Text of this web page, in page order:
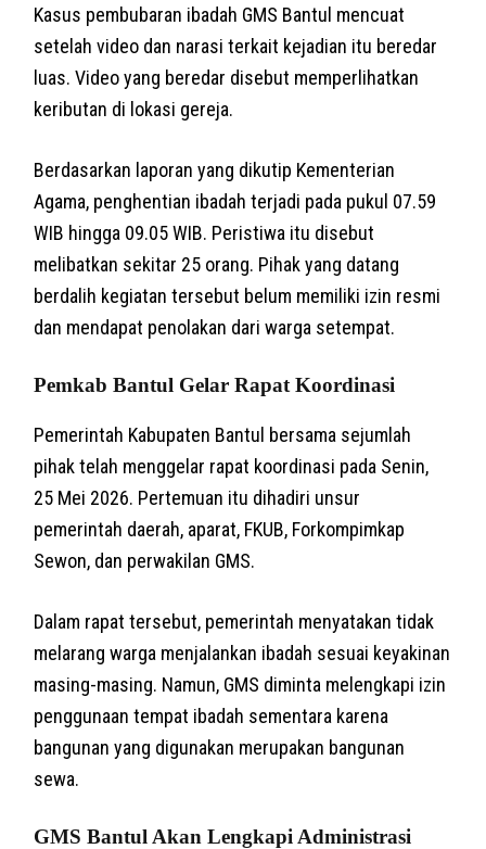
Kasus pembubaran ibadah GMS Bantul mencuat
setelah video dan narasi terkait kejadian itu beredar
luas. Video yang beredar disebut memperlihatkan
keributan di lokasi gereja.
Berdasarkan laporan yang dikutip Kementerian
Agama, penghentian ibadah terjadi pada pukul 07.59
WIB hingga 09.05 WIB. Peristiwa itu disebut
melibatkan sekitar 25 orang. Pihak yang datang
berdalih kegiatan tersebut belum memiliki izin resmi
dan mendapat penolakan dari warga setempat.
Pemkab Bantul Gelar Rapat Koordinasi
Pemerintah Kabupaten Bantul bersama sejumlah
pihak telah menggelar rapat koordinasi pada Senin,
25 Mei 2026. Pertemuan itu dihadiri unsur
pemerintah daerah, aparat, FKUB, Forkompimkap
Sewon, dan perwakilan GMS.
Dalam rapat tersebut, pemerintah menyatakan tidak
melarang warga menjalankan ibadah sesuai keyakinan
masing-masing. Namun, GMS diminta melengkapi izin
penggunaan tempat ibadah sementara karena
bangunan yang digunakan merupakan bangunan
sewa.
GMS Bantul Akan Lengkapi Administrasi